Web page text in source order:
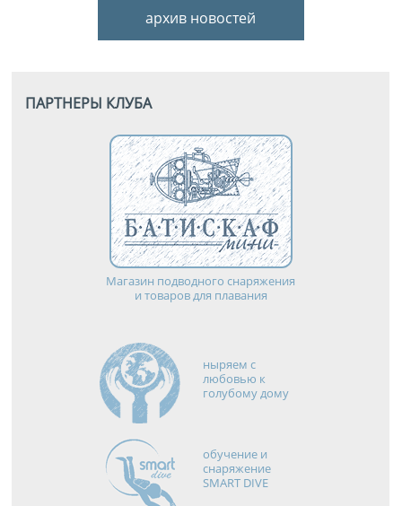
архив новостей
ПАРТНЕРЫ КЛУБА
Магазин подводного снаряжения
и товаров для плавания
ныряем с
любовью к
голубому дому
обучение и
снаряжение
SMART DIVE